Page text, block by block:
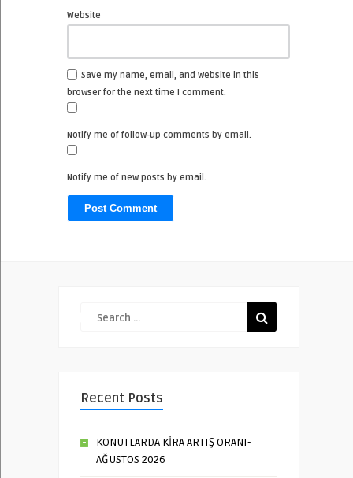
Website
Save my name, email, and website in this
browser for the next time I comment.
Notify me of follow-up comments by email.
Notify me of new posts by email.
Recent Posts
KONUTLARDA KİRA ARTIŞ ORANI-
AĞUSTOS 2026